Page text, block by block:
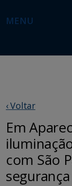
MENU
‹ Voltar
Em
com São